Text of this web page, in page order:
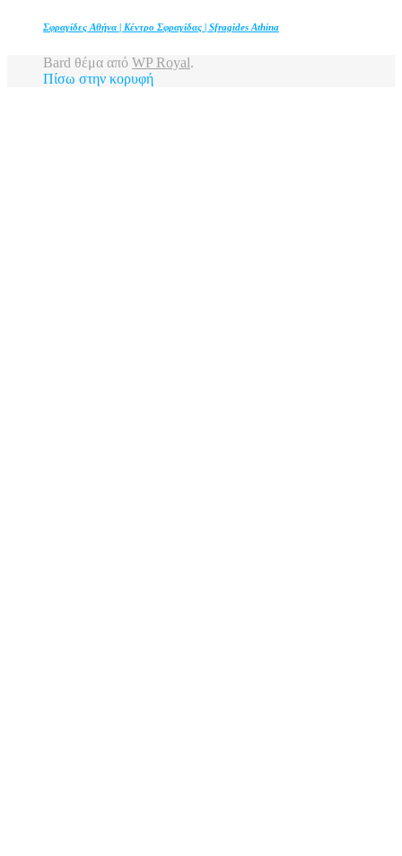
Σφραγίδες Αθήνα | Κέντρο Σφραγίδας | Sfragides Athina
Bard θέμα από WP Royal.
Πίσω στην κορυφή